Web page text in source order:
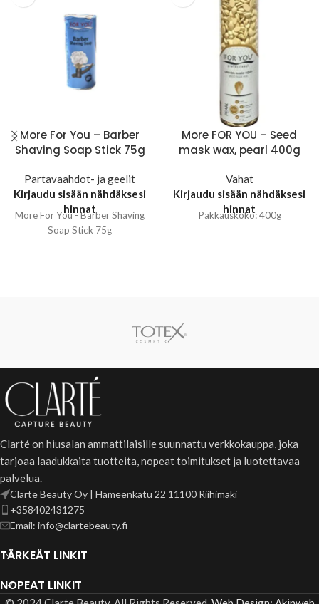
More For You – Barber
Shaving Soap Stick 75g
Partavaahdot- ja geelit
Kirjaudu sisään nähdäksesi
hinnat
More For You - Barber Shaving
Soap Stick 75g
More FOR YOU – Seed
mask wax, pearl 400g
Vahat
Kirjaudu sisään nähdäksesi
hinnat
Pakkauskoko: 400g
Clarté on hiusalan ammattilaisille suunnattu verkkokauppa, joka
tarjoaa laadukkaita tuotteita, nopeat toimitukset ja luotettavaa
palvelua.
Clarte Beauty Oy | Hämeenkatu 22 11100 Riihimäki
+358402431275
Email: info@clartebeauty.fi
TÄRKEÄT LINKIT
NOPEAT LINKIT